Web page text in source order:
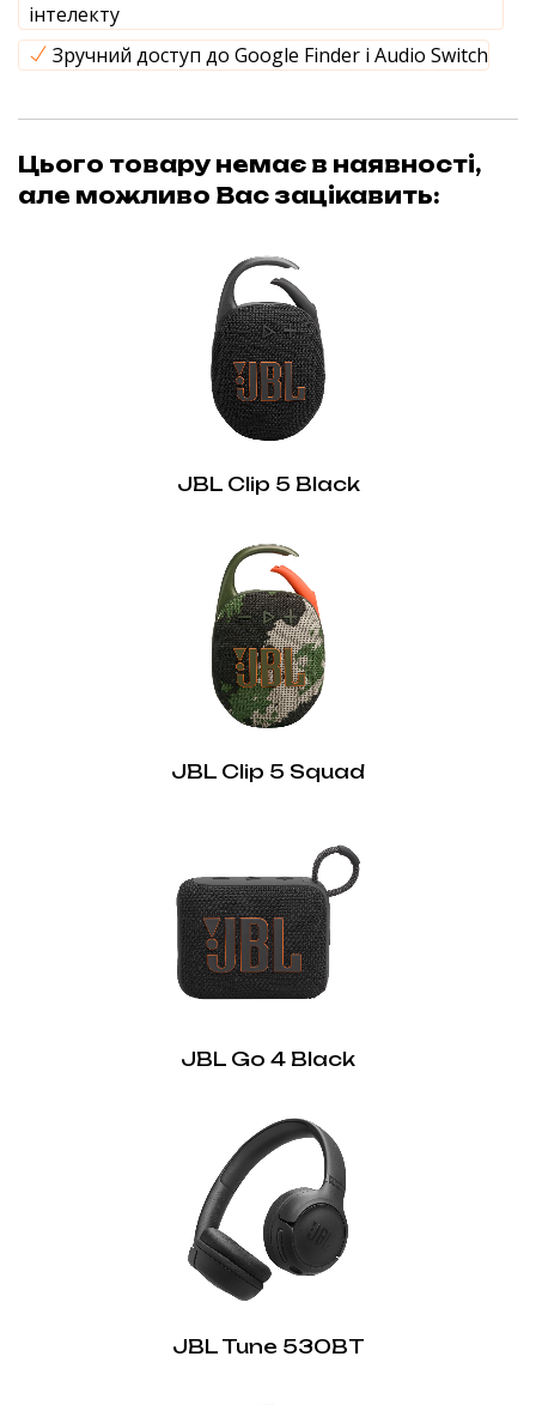
інтелекту
Зручний доступ до Google Finder і Audio Switch
Цього товару немає в наявності,
але можливо Вас зацікавить:
JBL Clip 5 Black
JBL Clip 5 Squad
JBL Go 4 Black
JBL Tune 530BT